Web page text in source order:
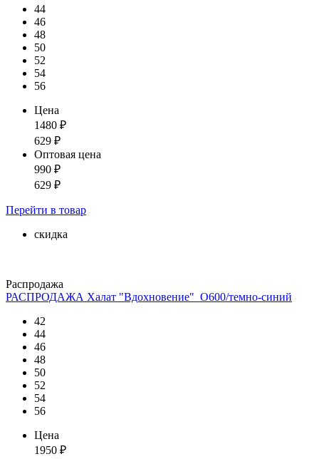
44
46
48
50
52
54
56
Цена
1480 ₽
629 ₽
Оптовая цена
990 ₽
629 ₽
Перейти в товар
скидка
Распродажа
РАСПРОДАЖА Халат "Вдохновение"_О600/темно-синий
42
44
46
48
50
52
54
56
Цена
1950 ₽